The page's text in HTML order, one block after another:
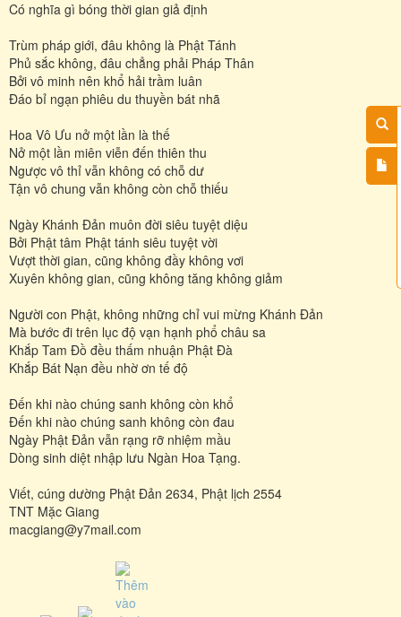
Có nghĩa gì bóng thời gian giả định
Trùm pháp giới, đâu không là Phật Tánh
Phủ sắc không, đâu chẳng phải Pháp Thân
Bởi vô minh nên khổ hải trầm luân
Đáo bỉ ngạn phiêu du thuyền bát nhã
Hoa Vô Ưu nở một lần là thế
Nở một lần miên viễn đến thiên thu
Ngược vô thỉ vẫn không có chỗ dư
Tận vô chung vẫn không còn chỗ thiếu
Ngày Khánh Đản muôn đời siêu tuyệt diệu
Bởi Phật tâm Phật tánh siêu tuyệt vời
Vượt thời gian, cũng không đầy không vơi
Xuyên không gian, cũng không tăng không giảm
Người con Phật, không những chỉ vui mừng Khánh Đản
Mà bước đi trên lục độ vạn hạnh phổ châu sa
Khắp Tam Đồ đều thấm nhuận Phật Đà
Khắp Bát Nạn đều nhờ ơn tế độ
Đến khi nào chúng sanh không còn khổ
Đến khi nào chúng sanh không còn đau
Ngày Phật Đản vẫn rạng rỡ nhiệm mầu
Dòng sinh diệt nhập lưu Ngàn Hoa Tạng.
Viết, cúng dường Phật Đản 2634, Phật lịch 2554
TNT Mặc Giang
macgiang@y7mail.com